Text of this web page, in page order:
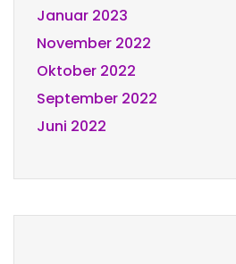
Januar 2023
November 2022
Oktober 2022
September 2022
Juni 2022